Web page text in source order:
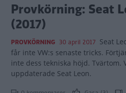
Provkörning: Seat
(2017)
PROVKÖRNING 30 april 2017 Seat
får inte VW:s senaste tricks.
inte dess tekniska höjd. Tvärtom.
uppdaterade Seat Leon.